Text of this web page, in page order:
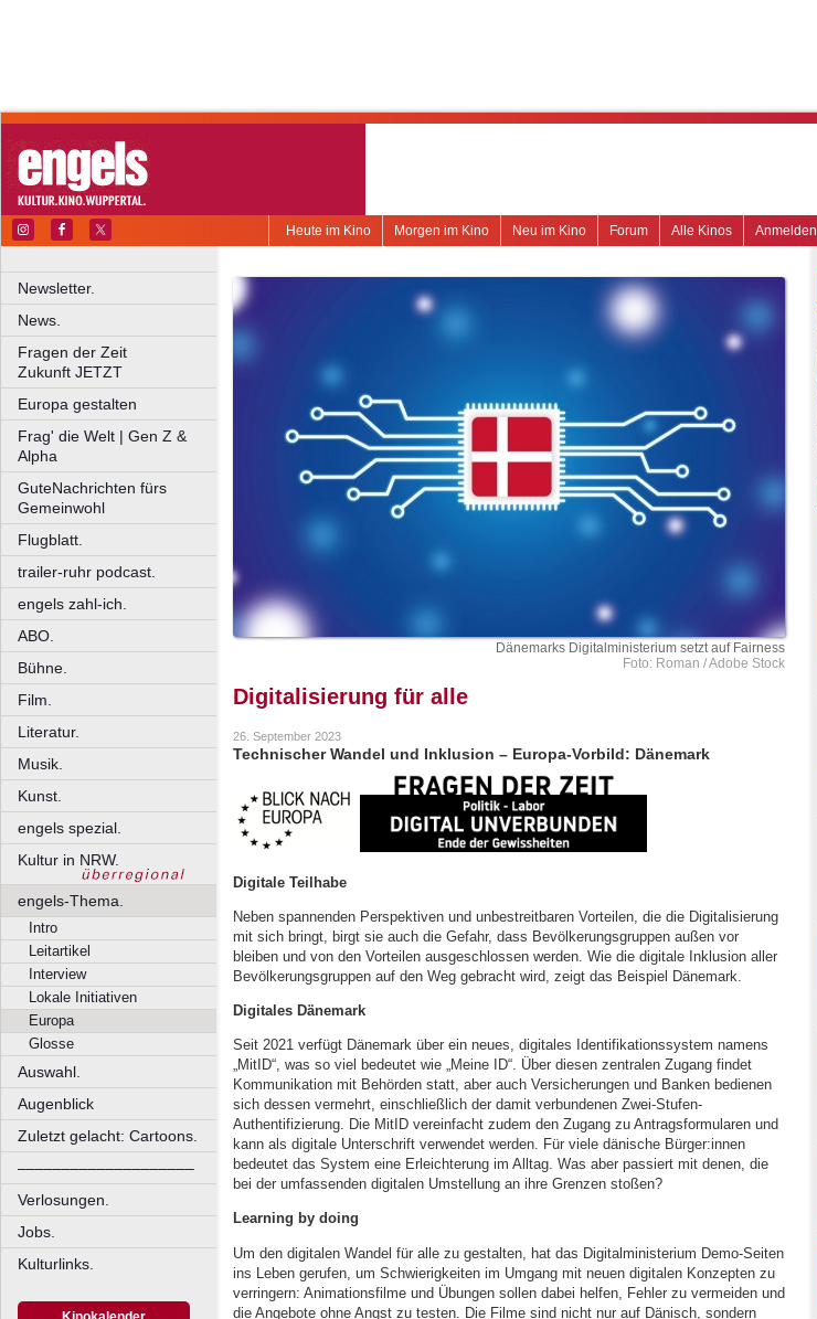
Anmelden
Alle Kinos
Forum
Neu im Kino
Morgen im Kino
Heute im Kino
Newsletter.
News.
Fragen der Zeit
Zukunft JETZT
Europa gestalten
Frag' die Welt | Gen Z &
Alpha
GuteNachrichten fürs
Gemeinwohl
Flugblatt.
trailer-ruhr podcast.
engels zahl-ich.
ABO.
Bühne.
Film.
Literatur.
Musik.
Kunst.
engels spezial.
Kultur in NRW.
engels-Thema.
Intro
Leitartikel
Interview
Lokale Initiativen
Europa
Glosse
Auswahl.
Augenblick
Zuletzt gelacht: Cartoons.
––––––––––––––––––––
Verlosungen.
Jobs.
Kulturlinks.
Dänemarks Digitalministerium setzt auf Fairness
Foto: Roman / Adobe Stock
Digitalisierung für alle
26. September 2023
Technischer Wandel und Inklusion – Europa-Vorbild: Dänemark
Digitale Teilhabe
Neben spannenden Perspektiven und unbestreitbaren Vorteilen, die die Digitalisierung
mit sich bringt, birgt sie auch die Gefahr, dass Bevölkerungsgruppen außen vor
bleiben und von den Vorteilen ausgeschlossen werden. Wie die digitale Inklusion aller
Bevölkerungsgruppen auf den Weg gebracht wird, zeigt das Beispiel Dänemark.
Digitales Dänemark
Seit 2021 verfügt Dänemark über ein neues, digitales Identifikationssystem namens
„MitID“, was so viel bedeutet wie „Meine ID“. Über diesen zentralen Zugang findet
Kommunikation mit Behörden statt, aber auch Versicherungen und Banken bedienen
sich dessen vermehrt, einschließlich der damit verbundenen Zwei-Stufen-
Authentifizierung. Die MitID vereinfacht zudem den Zugang zu Antragsformularen und
kann als digitale Unterschrift verwendet werden. Für viele dänische Bürger:innen
bedeutet das System eine Erleichterung im Alltag. Was aber passiert mit denen, die
bei der umfassenden digitalen Umstellung an ihre Grenzen stoßen?
Learning by doing
Um den digitalen Wandel für alle zu gestalten, hat das Digitalministerium Demo-Seiten
ins Leben gerufen, um Schwierigkeiten im Umgang mit neuen digitalen Konzepten zu
verringern: Animationsfilme und Übungen sollen dabei helfen, Fehler zu vermeiden und
die Angebote ohne Angst zu testen. Die Filme sind nicht nur auf Dänisch, sondern